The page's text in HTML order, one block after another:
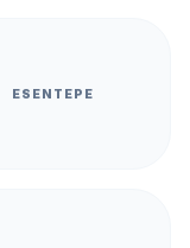
ESENTEPE